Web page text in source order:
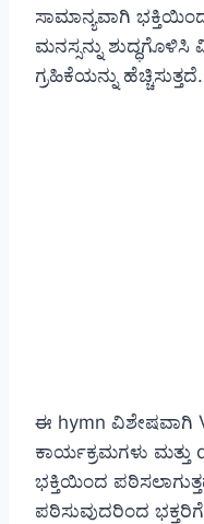
ಸಾಮಾನ್ಯವಾಗಿ
ಮನಸ್ಸನ್ನು ಶುದ್ಧಗೊಳಿಸಿ
ಗ್ರಹಿಕೆಯನ್ನು ಹೆಚ್ಚಿಸುತ್ತದೆ.
ಈ hymn ವಿಶೇಷವಾಗಿ
ಕಾರ್ಯಕ್ರಮಗಳು
ಭಕ್ತಿಯಿಂದ
ಪಠಿಸುವುದರಿಂದ